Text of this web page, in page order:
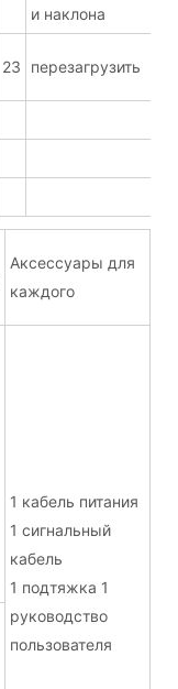
и наклона
23 перезагрузить
Аксессуары для
каждого
1 кабель питания
1 сигнальный
кабель
1 подтяжка 1
руководство
пользователя